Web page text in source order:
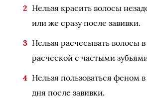
Нельзя красить волосы
или же сразу после завивки.
Нельзя расчесывать волосы
расческой с частыми
Нельзя пользоваться феном
дня после завивки.